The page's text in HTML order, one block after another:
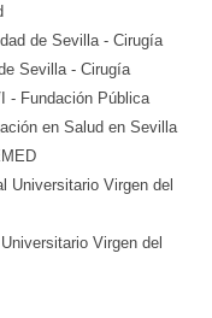
de Sevilla - Cirugía
Sevilla - Cirugía
- Fundación Pública
en Salud en Sevilla
Universitario Virgen del
Virgen del